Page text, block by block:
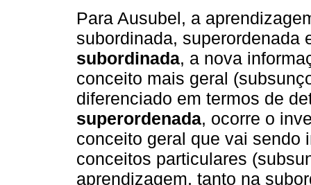
Para Ausubel, a
subordinada, superordenada
subordinada, a nova
conceito mais geral
diferenciado em termos de
superordenada, ocorre o
conceito geral que vai sendo
conceitos particulares
aprendizagem, tanto na